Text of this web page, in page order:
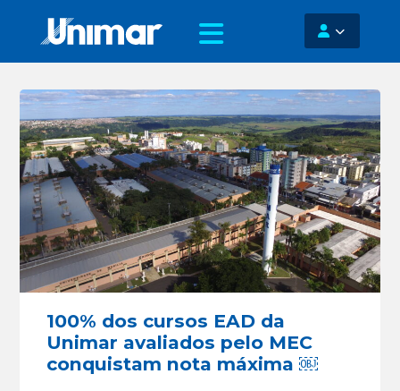
100% dos cursos EAD da
Unimar avaliados pelo MEC
conquistam nota máxima ￼